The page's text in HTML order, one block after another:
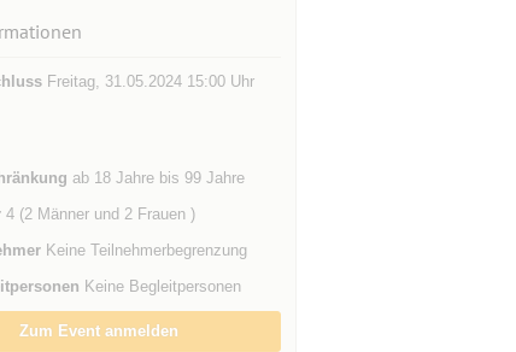
Freitag, 31.05.2024 15:00 Uhr
ab 18 Jahre bis 99 Jahre
4 (2 Männer und 2 Frauen )
Keine Teilnehmerbegrenzung
Keine Begleitpersonen
Zum Event anmelden